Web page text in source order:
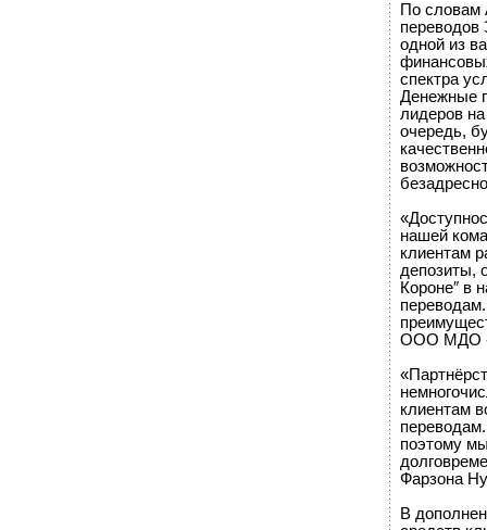
По словам
одной из
спектра
Денежные
лидеров
очередь,
нашей
клиентам
депозиты,
Короне″ в
ООО МДО
клиентам
поэтому
Фарзона
В